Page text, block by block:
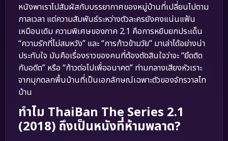
หนังพาเราไปสัมผัสกับบรรยากาศของหมู่บ้านที่เปลี่ยนไปตาม
กาลเวลา แต่ความสัมพันธ์ระหว่างตัวละครยังคงแน่นแฟ้น
เหมือนเดิม ความพิเศษของภาค 2.1 คือการหยิบยกประเด็น
“ความรักที่ไม่สมหวัง” และ “การก้าวข้ามวัย” มาเล่าได้อย่างน่า
ประทับใจ มันคือเรื่องราวของคนที่ต้องตัดสินใจว่าจะ “ยึดติด
กับอดีต” หรือ “ก้าวต่อไปเพื่ออนาคต” ท่ามกลางเสียงหัวเราะ
จากมุกตลกพื้นบ้านที่เป็นเอกลักษณ์เฉพาะตัวของจักรวาลไท
บ้าน
ทำไม ThaiBan The Series 2.1
(2018) ถึงเป็นหนังที่ห้ามพลาด?